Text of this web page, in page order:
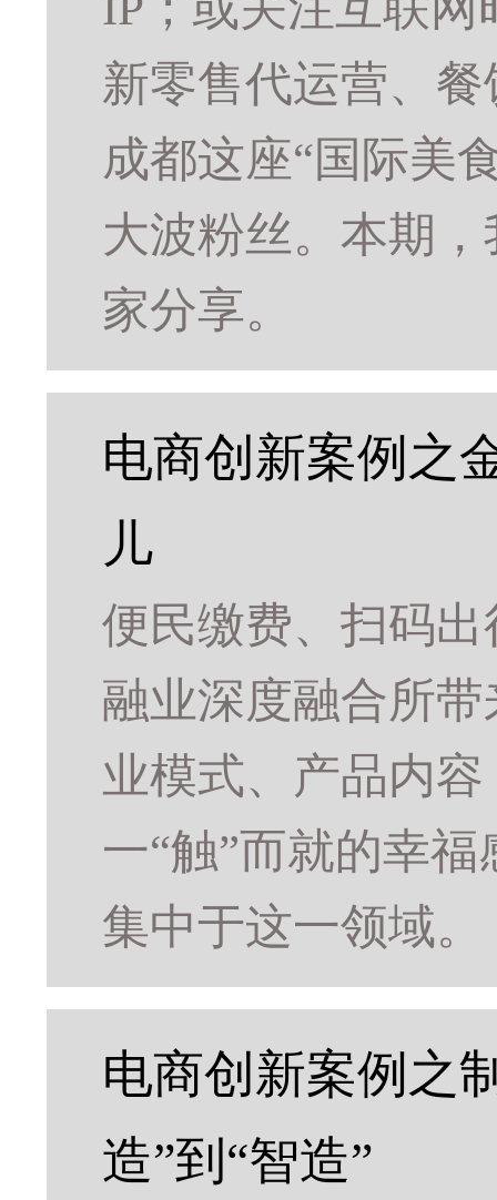
新零售代运营、
成都这座“国际美
大波粉丝。本期
家分享。
电商创新案例之
儿
便民缴费、扫码
融业深度融合所
业模式、产品内
一“触”而就的幸
集中于这一领域。
电商创新案例之
造”到“智造”